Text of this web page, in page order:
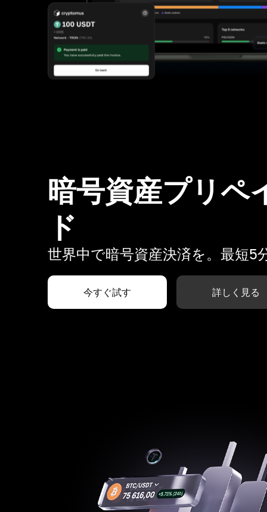
暗号資産プリペ
ド
世界中で暗号資産決済を。最短5
今すぐ試す 詳しく見る